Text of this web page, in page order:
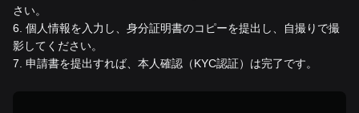
さい。
6 個人情報を入力し、身分証明書のコピーを提出し、自撮りで撮
影してください。
7 申請書を提出すれば、本人確認（KYC認証）は完了です。